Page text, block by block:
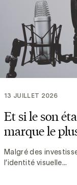
Et si le son
marque le
Malgré des
l’identité visuelle...
13 JUILLET 2026